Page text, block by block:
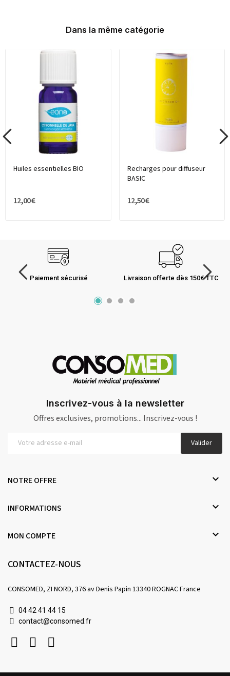
Dans la même catégorie
Huiles essentielles BIO
12,00 €
Recharges pour diffuseur
BASIC
12,50 €
Paiement sécurisé Livraison offerte dès 150€ TTC
Inscrivez-vous à la newsletter
Offres exclusives, promotions... Inscrivez-vous !
Valider
NOTRE OFFRE 
INFORMATIONS 
MON COMPTE 
CONTACTEZ-NOUS
CONSOMED, ZI NORD, 376 av Denis Papin 13340 ROGNAC France
04 42 41 44 15
contact@consomed.fr